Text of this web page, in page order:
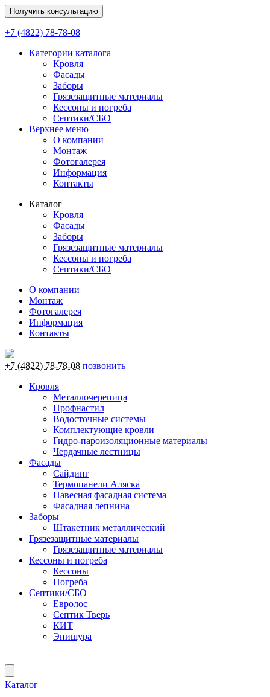
Получить консультацию
+7 (4822) 78-78-08
Категории каталога
Кровля
Фасады
Заборы
Грязезащитные материалы
Кессоны и погреба
Септики/СБО
Верхнее меню
О компании
Монтаж
Фотогалерея
Информация
Контакты
Каталог
Кровля
Фасады
Заборы
Грязезащитные материалы
Кессоны и погреба
Септики/СБО
О компании
Монтаж
Фотогалерея
Информация
Контакты
+7 (4822) 78-78-08 позвонить
Кровля
Металлочерепица
Профнастил
Водосточные системы
Комплектующие кровли
Гидро-пароизоляционные материалы
Чердачные лестницы
Фасады
Сайдинг
Термопанели Аляска
Навесная фасадная система
Фасадная лепнина
Заборы
Штакетник металлический
Грязезащитные материалы
Грязезащитные материалы
Кессоны и погреба
Кессоны
Погреба
Септики/СБО
Евролос
Септик Тверь
КИТ
Эпишура
Каталог